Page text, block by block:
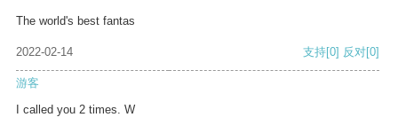
The world's best fantas
2022-02-14 支持[0] 反对[0]
游客
I called you 2 times. W